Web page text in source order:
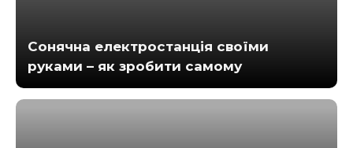
Сонячна електростанція своїми
руками – як зробити самому